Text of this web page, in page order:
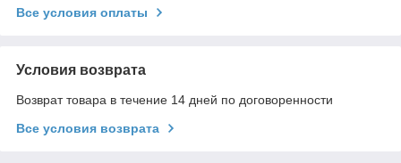
Все условия оплаты
Условия возврата
Возврат товара в течение 14 дней по договоренности
Все условия возврата